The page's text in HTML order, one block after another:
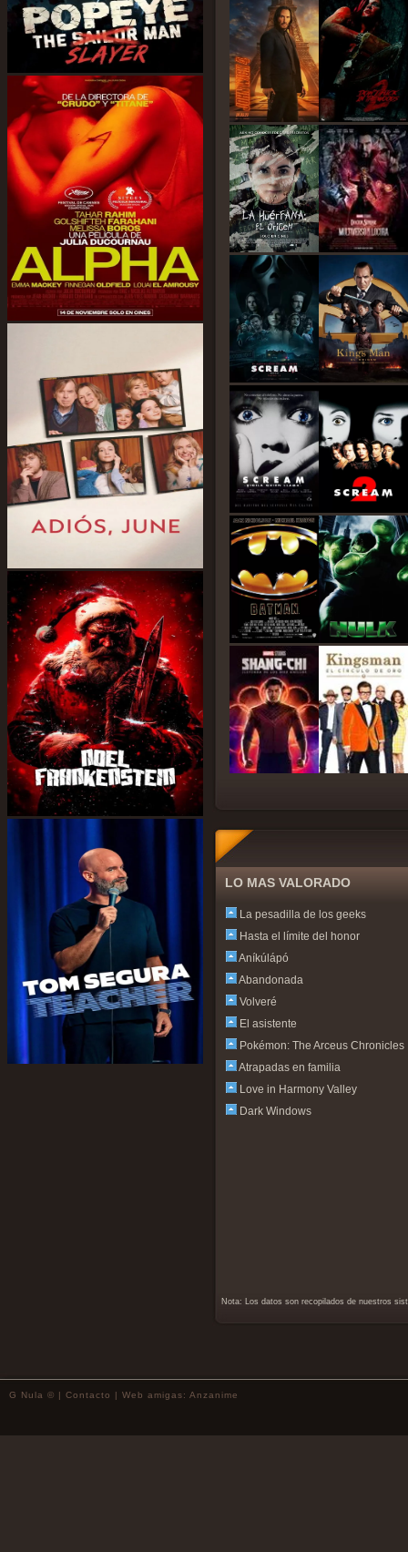
LO MAS VALORADO
La pesadilla de los geeks
Hasta el límite del honor
Aníkúlápó
Abandonada
Volveré
El asistente
Pokémon: The Arceus Chronicles
Atrapadas en familia
Love in Harmony Valley
Dark Windows
Nota: Los datos son recopilados de nuestros
G Nula © | Contacto | Web amigas: Anzanime